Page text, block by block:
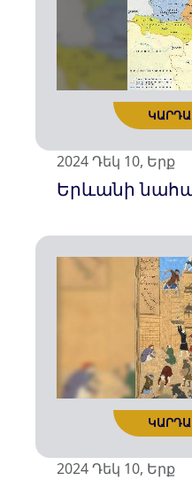
2024 Դեկ 10, Երք
Երևանի
2024 Դեկ 10, Երք